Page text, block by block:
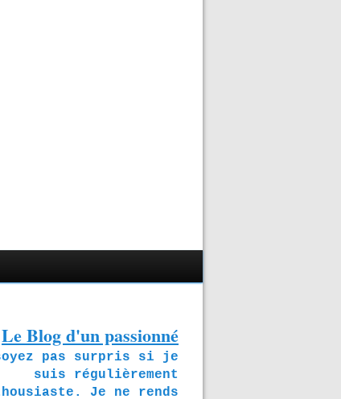
Le Blog d'un passionné
pas surpris si je
suis régulièrement
Je ne rends